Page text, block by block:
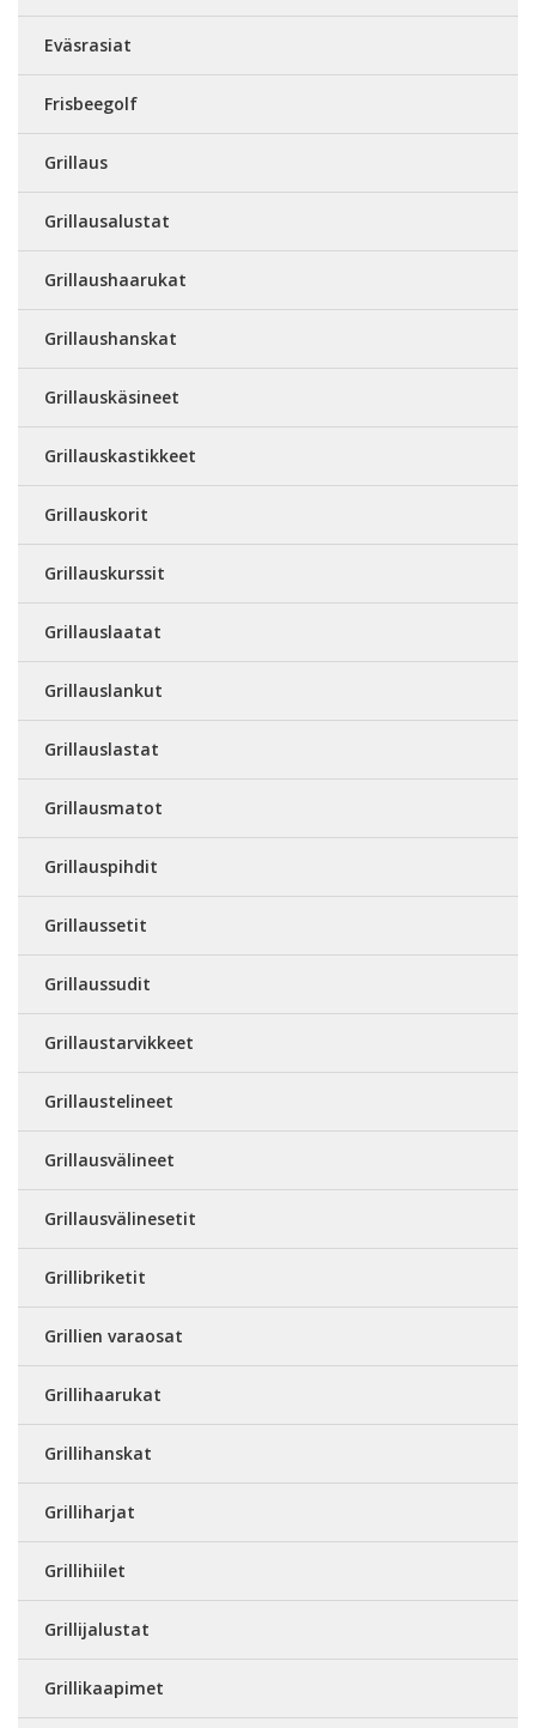
Eväsrasiat
Frisbeegolf
Grillaus
Grillausalustat
Grillaushaarukat
Grillaushanskat
Grillauskäsineet
Grillauskastikkeet
Grillauskorit
Grillauskurssit
Grillauslaatat
Grillauslankut
Grillauslastat
Grillausmatot
Grillauspihdit
Grillaussetit
Grillaussudit
Grillaustarvikkeet
Grillaustelineet
Grillausvälineet
Grillausvälinesetit
Grillibriketit
Grillien varaosat
Grillihaarukat
Grillihanskat
Grilliharjat
Grillihiilet
Grillijalustat
Grillikaapimet